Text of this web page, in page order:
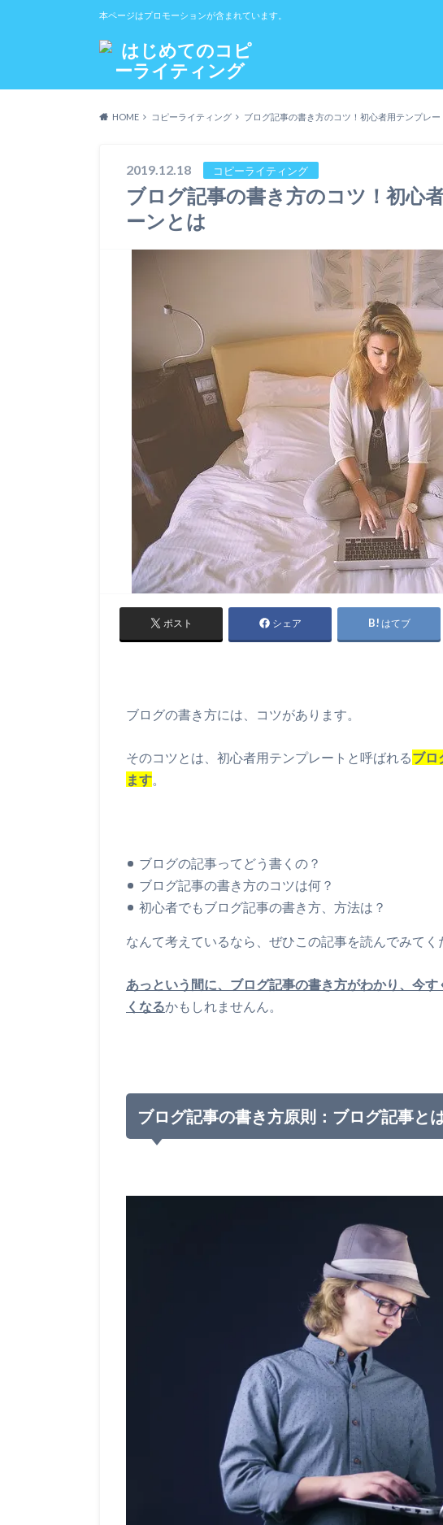
本ページはプロモーションが含まれています。
HOME コピーライティング ブログ記事の書き方のコツ！初心者用テンプレ
2019.12.18 コピーライティング
ブログ記事の書き方のコツ！初心
ーンとは
ポスト シェア はてブ
ブログの書き方には、コツがあります。
そのコツとは、初心者用テンプレートと呼ばれるブロ
ます。
ブログの記事ってどう書くの？
ブログ記事の書き方のコツは何？
初心者でもブログ記事の書き方、方法は？
なんて考えているなら、ぜひこの記事を読んでみてく
あっという間に、ブログ記事の書き方がわかり、今
くなるかもしれませんん。
ブログ記事の書き方原則：ブログ記事と